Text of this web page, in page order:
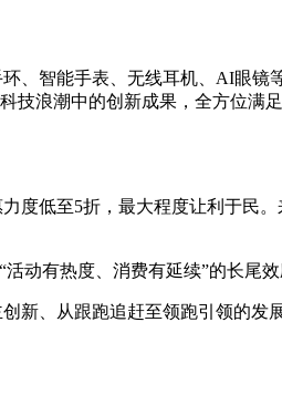
智能手表、无线耳机、AI眼镜
浪潮中的创新成果，全方位满
低至5折，最大程度让利于民。
动有热度、消费有延续”的长尾效
、从跟跑追赶至领跑引领的发